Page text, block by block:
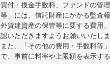
買付・換金手数料、ファンドの管
等」には、信託財産にかかる監査
外貨建資産の保管等に要する費用
認いただきますようお願いいたし
また、「その他の費用・手数料等
で、事前に料率や上限額を表示す